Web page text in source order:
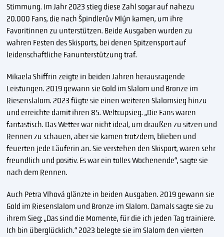
Stimmung. Im Jahr 2023 stieg diese Zahl sogar auf nahezu
20.000 Fans, die nach Špindlerův Mlýn kamen, um ihre
Favoritinnen zu unterstützen. Beide Ausgaben wurden zu
wahren Festen des Skisports, bei denen Spitzensport auf
leidenschaftliche Fanunterstützung traf.
Mikaela Shiffrin zeigte in beiden Jahren herausragende
Leistungen. 2019 gewann sie Gold im Slalom und Bronze im
Riesenslalom. 2023 fügte sie einen weiteren Slalomsieg hinzu
und erreichte damit ihren 85. Weltcupsieg. „Die Fans waren
fantastisch. Das Wetter war nicht ideal, um draußen zu sitzen und
Rennen zu schauen, aber sie kamen trotzdem, blieben und
feuerten jede Läuferin an. Sie verstehen den Skisport, waren sehr
freundlich und positiv. Es war ein tolles Wochenende“, sagte sie
nach dem Rennen.
Auch Petra Vlhová glänzte in beiden Ausgaben. 2019 gewann sie
Gold im Riesenslalom und Bronze im Slalom. Damals sagte sie zu
ihrem Sieg: „Das sind die Momente, für die ich jeden Tag trainiere.
Ich bin überglücklich.“ 2023 belegte sie im Slalom den vierten